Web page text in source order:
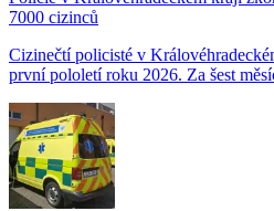
7000 cizinců
Cizinečtí policisté v
první pololetí roku 2026. Za šest